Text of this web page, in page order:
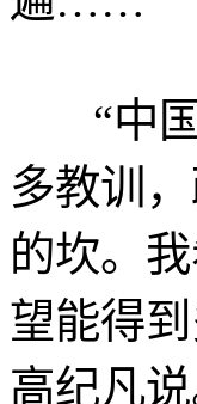
“中国
多教训
的坎。
望能得
高纪凡说